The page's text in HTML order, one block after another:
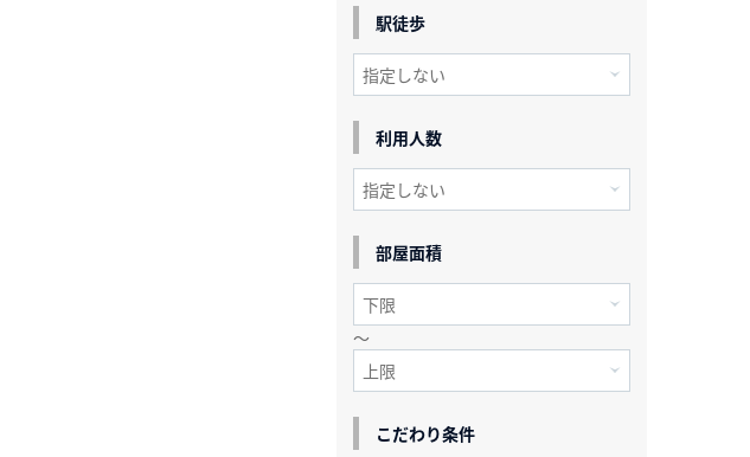
駅徒歩
利用人数
部屋面積
～
こだわり条件